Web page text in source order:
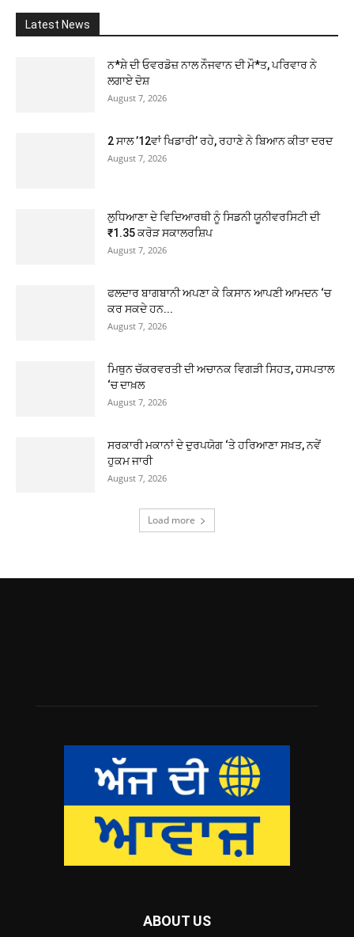
Latest News
ਨ*ਸ਼ੇ ਦੀ ਓਵਰਡੋਜ਼ ਨਾਲ ਨੌਜਵਾਨ ਦੀ ਮੌ*ਤ, ਪਰਿਵਾਰ ਨੇ
ਲਗਾਏ ਦੋਸ਼
August 7, 2026
2 ਸਾਲ ’12ਵਾਂ ਖਿਡਾਰੀ’ ਰਹੇ, ਰਹਾਣੇ ਨੇ ਬਿਆਨ ਕੀਤਾ ਦਰਦ
August 7, 2026
ਲੁਧਿਆਣਾ ਦੇ ਵਿਦਿਆਰਥੀ ਨੂੰ ਸਿਡਨੀ ਯੂਨੀਵਰਸਿਟੀ ਦੀ
₹1.35 ਕਰੋੜ ਸਕਾਲਰਸ਼ਿਪ
August 7, 2026
ਫਲਦਾਰ ਬਾਗਬਾਨੀ ਅਪਣਾ ਕੇ ਕਿਸਾਨ ਆਪਣੀ ਆਮਦਨ ‘ਚ
ਕਰ ਸਕਦੇ ਹਨ...
August 7, 2026
ਮਿਥੁਨ ਚੱਕਰਵਰਤੀ ਦੀ ਅਚਾਨਕ ਵਿਗੜੀ ਸਿਹਤ, ਹਸਪਤਾਲ
‘ਚ ਦਾਖ਼ਲ
August 7, 2026
ਸਰਕਾਰੀ ਮਕਾਨਾਂ ਦੇ ਦੁਰਪਯੋਗ ‘ਤੇ ਹਰਿਆਣਾ ਸਖ਼ਤ, ਨਵੇਂ
ਹੁਕਮ ਜਾਰੀ
August 7, 2026
Load more
ABOUT US